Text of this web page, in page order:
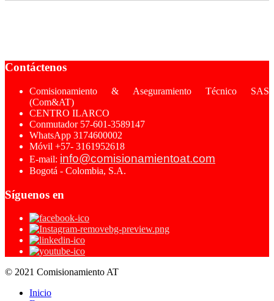
Contáctenos
Comisionamiento & Aseguramiento Técnico SAS
(Com&AT)
CENTRO ILARCO
Conmutador 57-601-3589147
WhatsApp 3174600002
Móvil +57- 3161952618
E-mail: info@comisionamientoat.com
Bogotá - Colombia, S.A.
Síguenos en
© 2021 Comisionamiento AT
Inicio